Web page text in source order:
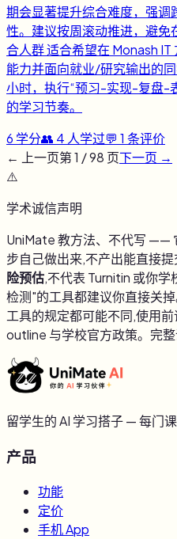
期会显著提升综合难度，强
性。建议按周滚动推进，避免
合人群 适合希望在 Monash
能力并面向就业/研究输出的
小时，执行“预习-实现-复盘-
的学习节奏。
6 学分👥 4 人学过💬 1 条评价
← 上一页第1 /98 页下一页 →
⚠️
学术诚信声明
UniMate 教方法、不代写 ——
步自己做出来,不产出能直接
险预估,不代表 Turnitin 或你
检测"的工具都建议你直接关
工具的规定都可能不同,使用
outline 与学校官方政策。完
留学生的 AI 学习搭子 — 每门
产品
功能
定价
手机 App